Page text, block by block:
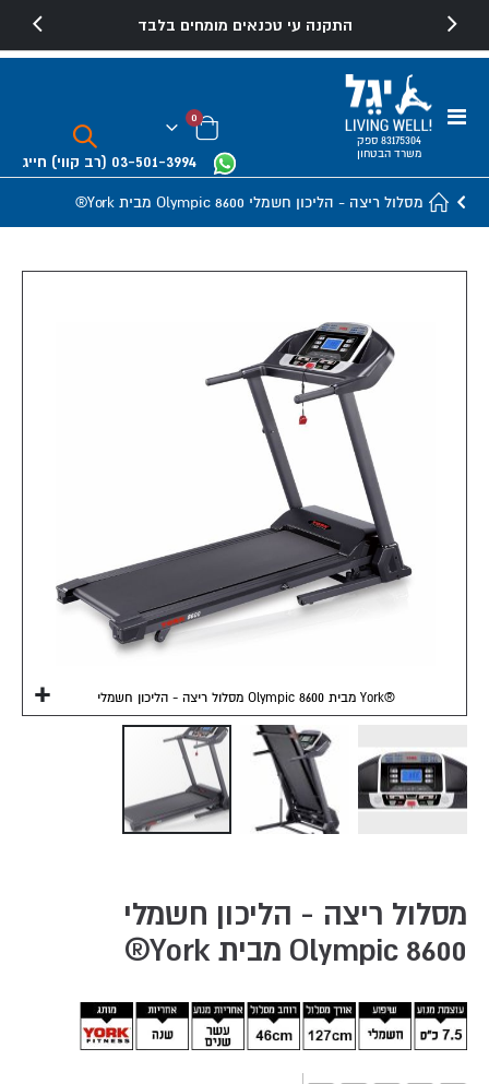
התקנה עי טכנאים מומחים בלבד
Toggle
83175304 ספק
משרד הבטחון
03-501-3994 (רב קווי) חייג
Cart
0פריטים
מסלול ריצה - הליכון חשמלי Olympic 8600 מבית York®
מסלול ריצה - הליכון חשמלי Olympic 8600 מבית York®
beginning
of
gallery
מסלול ריצה - הליכון חשמלי
Olympic 8600 מבית York®